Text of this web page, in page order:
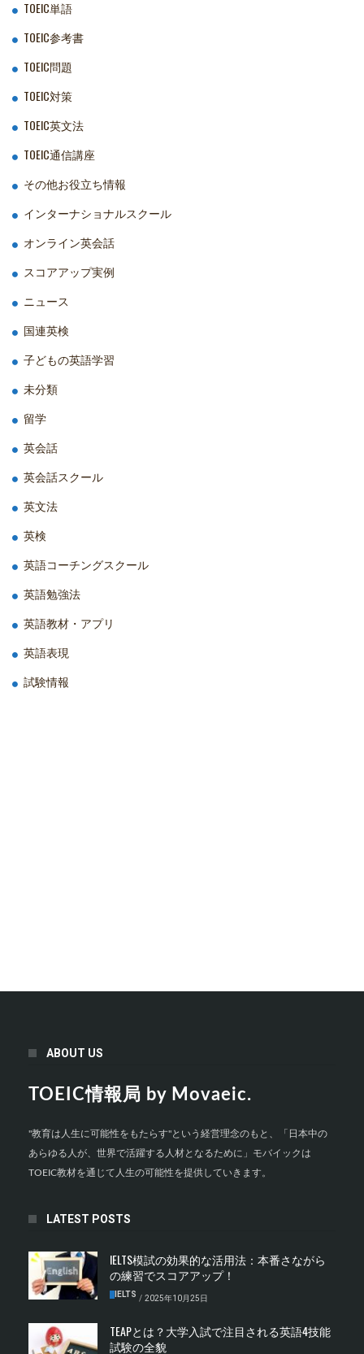
TOEIC単語
TOEIC参考書
TOEIC問題
TOEIC対策
TOEIC英文法
TOEIC通信講座
その他お役立ち情報
インターナショナルスクール
オンライン英会話
スコアアップ実例
ニュース
国連英検
子どもの英語学習
未分類
留学
英会話
英会話スクール
英文法
英検
英語コーチングスクール
英語勉強法
英語教材・アプリ
英語表現
試験情報
ABOUT US
TOEIC情報局 by Movaeic.
"教育は人生に可能性をもたらす"という経営理念のもと、「日本中の
あらゆる人が、世界で活躍する人材となるために」モバイックは
TOEIC教材を通じて人生の可能性を提供していきます。
LATEST POSTS
IELTS模試の効果的な活用法：本番さながら
の練習でスコアアップ！
IELTS / 2025年10月25日
TEAPとは？大学入試で注目される英語4技能
試験の全貌